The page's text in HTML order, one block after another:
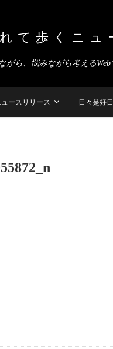
て歩くニュ
がら、悩みながら考える
ュースリリース 日々是好日